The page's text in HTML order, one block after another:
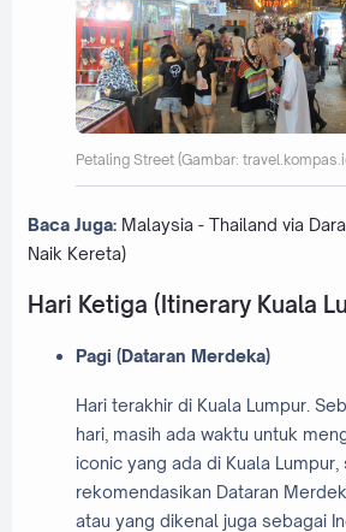
Petaling Street (Gambar:
Baca Juga: Malaysia - Thailand via
Naik Kereta)
Hari Ketiga (Itinerary Kuala
Pagi (Dataran Merdeka)
Hari terakhir di Kuala Lumpur.
hari, masih ada waktu untuk
iconic yang ada di Kuala Lumpur,
rekomendasikan Dataran
atau yang dikenal juga sebagai